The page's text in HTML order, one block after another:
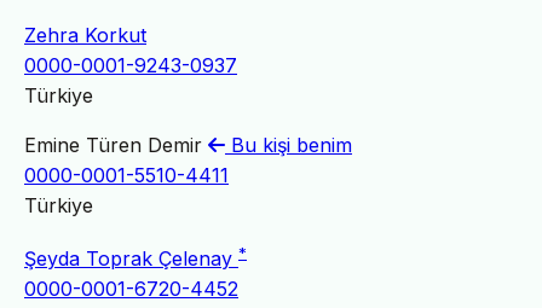
Zehra Korkut
0000-0001-9243-0937
Türkiye
Emine Türen Demir
Bu kişi benim
0000-0001-5510-4411
Türkiye
Şeyda Toprak Çelenay *
0000-0001-6720-4452